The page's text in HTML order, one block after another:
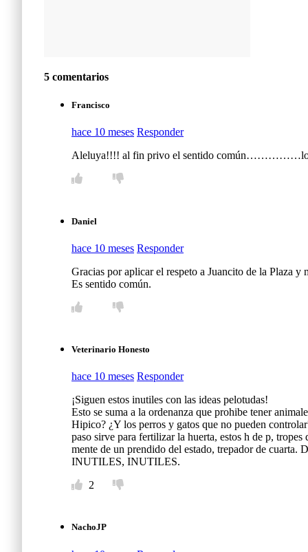
5 comentarios
Francisco
hace 10 meses Responder
Aleluya!!!! al fin privo el sentido
Daniel
hace 10 meses Responder
Gracias por aplicar el respeto a Juancito de la Plaza y
Es sentido común.
Veterinario Honesto
hace 10 meses Responder
¡Siguen estos inutiles con las ideas pelotudas!
Esto se suma a la ordenanza que prohibe tener
Hipico? ¿Y los perros y gatos que no pueden
paso sirve para fertilizar la huerta, estos h de p,
mente de un prendido del estado, trepador de
INUTILES, INUTILES.
2
NachoJP